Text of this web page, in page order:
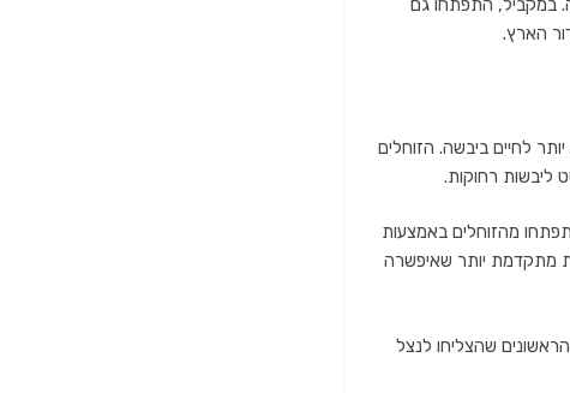
אבותיהם של הדו-חיים, החלו להתפתח לפני כ-360 מיליון שנה. במקביל, התפתחו גם
הארץ.
לחיים ביבשה. הזוחלים
ליבשות רחוקות.
היונקים, שהופיעו לפני כ-200 מיליון שנה, התפתחו מהזוחלים באמצעות
מתקדמת יותר שאיפשרה
הראשונים שהצליחו לנצל